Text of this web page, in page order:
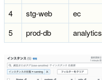
4
stg-web ec
5
prod-db analytics